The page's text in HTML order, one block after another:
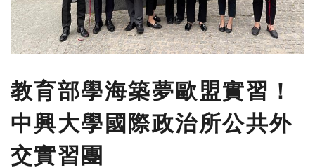
教育部學海築夢歐盟實習！
中興大學國際政治所公共外
交實習團